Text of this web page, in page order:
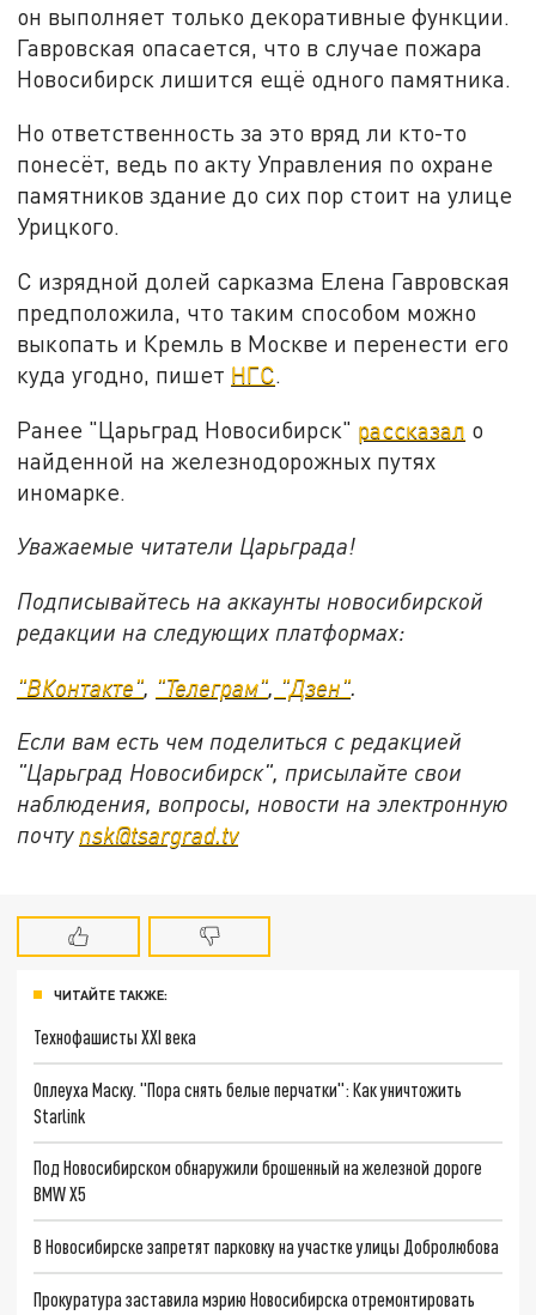
он выполняет только декоративные функции.
Гавровская опасается, что в случае пожара
Новосибирск лишится ещё одного памятника.
Но ответственность за это вряд ли кто-то
понесёт, ведь по акту Управления по охране
памятников здание до сих пор стоит на улице
Урицкого.
С изрядной долей сарказма Елена Гавровская
предположила, что таким способом можно
выкопать и Кремль в Москве и перенести его
куда угодно, пишет НГС.
Ранее "Царьград Новосибирск" рассказал о
найденной на железнодорожных путях
иномарке.
Уважаемые читатели Царьграда!
Подписывайтесь на аккаунты новосибирской
редакции на следующих платформах:
"ВКонтакте", "Телеграм", "Дзен".
Если вам есть чем поделиться с редакцией
"Царьград Новосибирск", присылайте свои
наблюдения, вопросы, новости на электронную
почту nsk@tsargrad.tv
ЧИТАЙТЕ ТАКЖЕ:
Технофашисты XXI века
Оплеуха Маску. "Пора снять белые перчатки": Как уничтожить
Starlink
Под Новосибирском обнаружили брошенный на железной дороге
BMW X5
В Новосибирске запретят парковку на участке улицы Добролюбова
Прокуратура заставила мэрию Новосибирска отремонтировать